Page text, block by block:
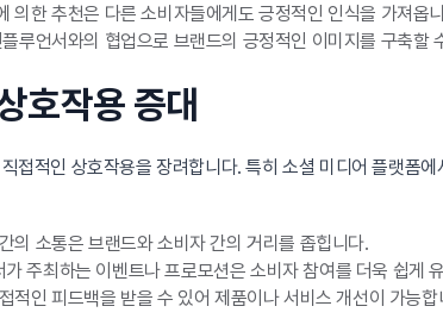
의한 추천은 다른 소비자들에게도 긍정적인 인식을 가져옵
루언서와의 협업으로 브랜드의 긍정적인 이미지를 구축할
호작용 증대
접적인 상호작용을 장려합니다. 특히 소셜 미디어 플랫폼
의 소통은 브랜드와 소비자 간의 거리를 좁힙니다.
주최하는 이벤트나 프로모션은 소비자 참여를 더욱 쉽게
적인 피드백을 받을 수 있어 제품이나 서비스 개선이 가능합